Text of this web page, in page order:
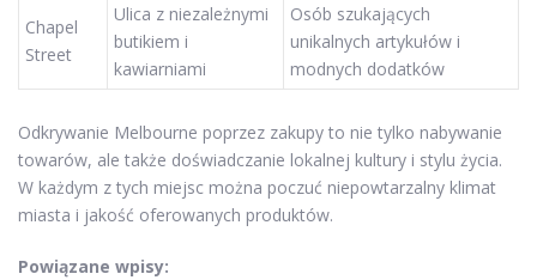
Chapel
Street
Ulica z niezależnymi
butikiem i
kawiarniami
Osób szukających
unikalnych artykułów i
modnych dodatków
Odkrywanie Melbourne poprzez zakupy to nie tylko nabywanie
towarów, ale także doświadczanie lokalnej kultury i stylu życia.
W każdym z tych miejsc można poczuć niepowtarzalny klimat
miasta i jakość oferowanych produktów.
Powiązane wpisy: